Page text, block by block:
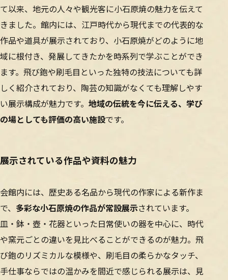
て以来、地元の人々や観光客に小石原焼の魅力を伝えて
きました。館内には、江戸時代から現代までの代表的な
作品や道具が展示されており、小石原焼がどのように地
域に根付き、発展してきたかを時系列で学ぶことができ
ます。飛び鉋や刷毛目といった独特の技法についても詳
しく紹介されており、陶芸の知識がなくても理解しやす
い展示構成が魅力です。 地域の伝統を今に伝える、学び
の場としても評価の高い施設です。
展示されている作品や資料の魅力
会館内には、歴史ある名品から現代の作家による新作ま
で、 多彩な小石原焼の作品が常設展示されています。
皿・鉢・壺・花器といった日常使いの器を中心に、時代
や窯元ごとの違いを見比べることができるのが魅力。飛
び鉋のリズミカルな模様や、刷毛目の柔らかなタッチ、
手仕事ならではの温かみを間近で感じられる展示は、見